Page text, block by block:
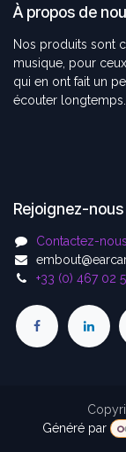
À propos de
Nos produits sont
musique, pour
qui en ont fait un
écouter longtemps.
Rejoignez-nous
Contactez-nous
+33 (0) 467 02
Généré par